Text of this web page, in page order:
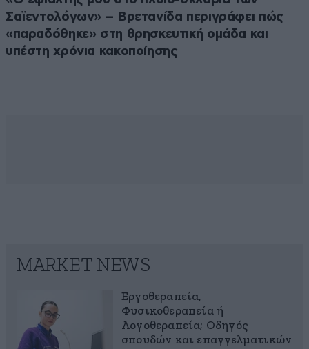
Σαϊεντολόγων» – Βρετανίδα περιγράφει πώς
«παραδόθηκε» στη θρησκευτική ομάδα και
υπέστη χρόνια κακοποίησης
MARKET NEWS
Εργοθεραπεία,
Φυσικοθεραπεία ή
Λογοθεραπεία; Οδηγός
σπουδών και επαγγελματικών